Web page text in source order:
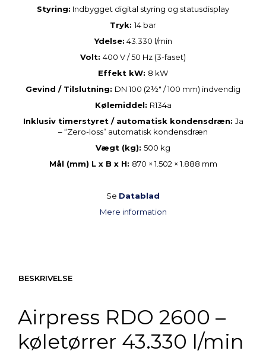
Styring: Indbygget digital styring og statusdisplay
Tryk:14 bar
Ydelse: 43.330 l/min
Volt: 400 V / 50 Hz (3-faset)
Effekt kW: 8 kW
Gevind / Tilslutning: DN 100 (2½″ / 100 mm) indvendig
Kølemiddel: R134a
Inklusiv timerstyret / automatisk kondensdræn: Ja
– “Zero-loss” automatisk kondensdræn
Vægt (kg): 500 kg
Mål (mm) L x B x H: 870 × 1.502 × 1.888 mm
Se Datablad
Mere information
BESKRIVELSE
Airpress RDO 2600 –
køletørrer 43.330 l/min